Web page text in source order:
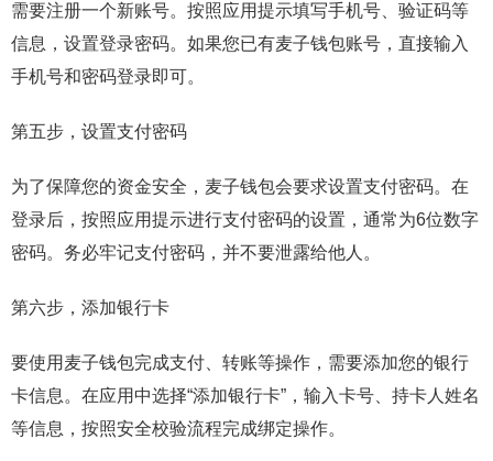
需要注册一个新账号。按照应用提示填写手机号、验证码等
信息，设置登录密码。如果您已有麦子钱包账号，直接输入
手机号和密码登录即可。
第五步，设置支付密码
为了保障您的资金安全，麦子钱包会要求设置支付密码。在
登录后，按照应用提示进行支付密码的设置，通常为6位数字
密码。务必牢记支付密码，并不要泄露给他人。
第六步，添加银行卡
要使用麦子钱包完成支付、转账等操作，需要添加您的银行
卡信息。在应用中选择“添加银行卡”，输入卡号、持卡人姓名
等信息，按照安全校验流程完成绑定操作。